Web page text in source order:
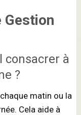
Gestion
consacrer à
?
matin ou la
Cela aide à